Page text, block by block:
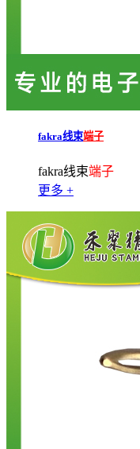
fakra线束端子
fakra线束端子
更多 +